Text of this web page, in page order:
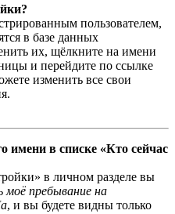
пользователем,
в базе данных
их, щёлкните на имени
и перейдите по ссылке
изменить все свои
имени в списке «Кто сейчас
в личном разделе вы
моё пребывание на
, и вы будете видны только